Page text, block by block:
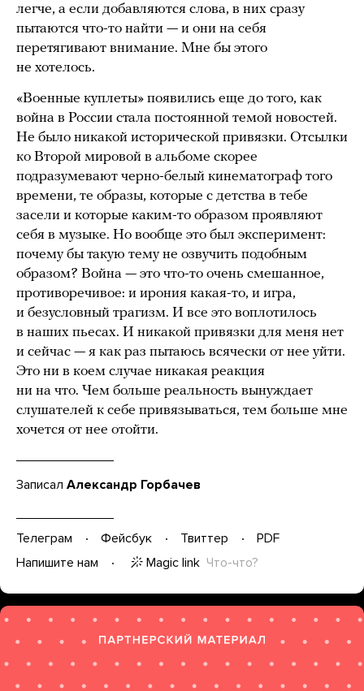
легче, а если добавляются слова, в них сразу
пытаются что-то найти — и они на себя
перетягивают внимание. Мне бы этого
не хотелось.
«Военные куплеты» появились еще до того, как
война в России стала постоянной темой новостей.
Не было никакой исторической привязки. Отсылки
ко Второй мировой в альбоме скорее
подразумевают черно-белый кинематограф того
времени, те образы, которые с детства в тебе
засели и которые каким-то образом проявляют
себя в музыке. Но вообще это был эксперимент:
почему бы такую тему не озвучить подобным
образом? Война — это что-то очень смешанное,
противоречивое: и ирония какая-то, и игра,
и безусловный трагизм. И все это воплотилось
в наших пьесах. И никакой привязки для меня нет
и сейчас — я как раз пытаюсь всячески от нее уйти.
Это ни в коем случае никакая реакция
ни на что. Чем больше реальность вынуждает
слушателей к себе привязываться, тем больше мне
хочется от нее отойти.
Записал Александр Горбачев
Телеграм Фейсбук Твиттер
PDF
Напишите нам
Magic link Что-что?